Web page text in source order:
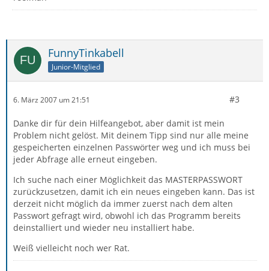
FunnyTinkabell
Junior-Mitglied
6. März 2007 um 21:51 #3
Danke dir für dein Hilfeangebot, aber damit ist mein
Problem nicht gelöst. Mit deinem Tipp sind nur alle meine
gespeicherten einzelnen Passwörter weg und ich muss bei
jeder Abfrage alle erneut eingeben.
Ich suche nach einer Möglichkeit das MASTERPASSWORT
zurückzusetzen, damit ich ein neues eingeben kann. Das ist
derzeit nicht möglich da immer zuerst nach dem alten
Passwort gefragt wird, obwohl ich das Programm bereits
deinstalliert und wieder neu installiert habe.
Weiß vielleicht noch wer Rat.